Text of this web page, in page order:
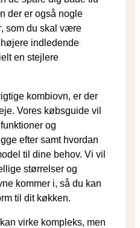
der er også nogle
, som du skal være
indledende
en stejlere
kombiovn, er der
Vores købsguide vil
og
efter samt hvordan
til dine behov. Vi vil
størrelser og
kommer i, så du kan
til dit køkken.
virke kompleks, men